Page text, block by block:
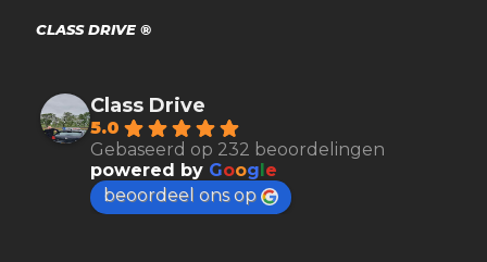
CLASS DRIVE ®
Class Drive
5.0
Gebaseerd op 232 beoordelingen
powered by Google
beoordeel ons op